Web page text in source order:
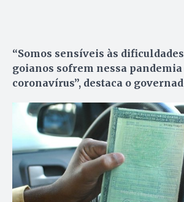
“Somos sensíveis às
goianos sofrem nessa pandemia
coronavírus”, destaca o